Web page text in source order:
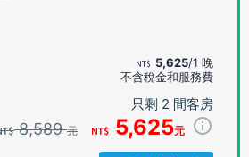
5,625/1 晚
不含稅金和服務費
只剩 2 間客房
8,589元 5,625元